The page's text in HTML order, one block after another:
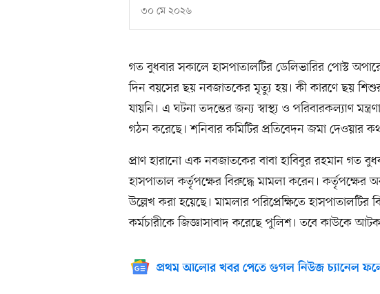
৩০ মে ২০২৬
গত বুধবার সকালে হাসপাতালটির ডেলিভারির পোস্ট
দিন বয়সের ছয় নবজাতকের মৃত্যু হয়। কী কারণে ছয়
যায়নি। এ ঘটনা তদন্তের জন্য স্বাস্থ্য ও পরিবারকল্যাণ
গঠন করেছে। শনিবার কমিটির প্রতিবেদন জমা দেওয়ার
প্রাণ হারানো এক নবজাতকের বাবা হাবিবুর রহমান গত
হাসপাতাল কর্তৃপক্ষের বিরুদ্ধে মামলা করেন।
উল্লেখ করা হয়েছে। মামলার পরিপ্রেক্ষিতে হাসপাতালটির
কর্মচারীকে জিজ্ঞাসাবাদ করেছে পুলিশ। তবে কাউকে
প্রথম আলোর খবর পেতে গুগল নিউজ চ্যানেল